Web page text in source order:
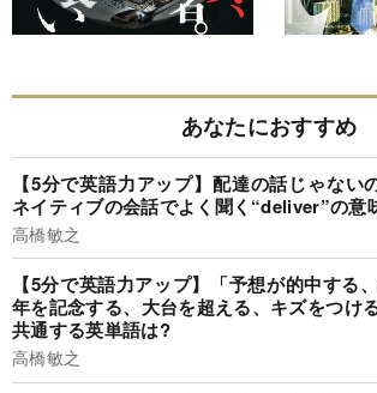
あなたにおすすめ
【5分で英語力アップ】配達の話じゃない
ネイティブの会話でよく聞く“deliver”の意
高橋敏之
【5分で英語力アップ】「予想が的中する
年を記念する、大台を超える、キズをつけ
共通する英単語は?
高橋敏之